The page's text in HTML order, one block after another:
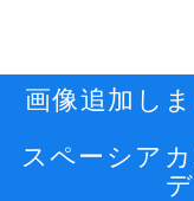
画像追加し
スペーシア